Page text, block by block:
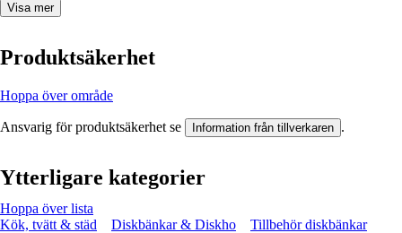
Visa mer
Produktsäkerhet
Hoppa över område
Ansvarig för produktsäkerhet se Information från tillverkaren .
Ytterligare kategorier
Hoppa över lista
Kök, tvätt & städ
Diskbänkar & Diskho
Tillbehör diskbänkar